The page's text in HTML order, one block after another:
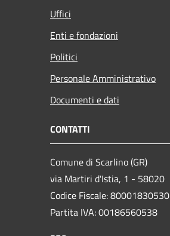
Uffici
Enti e fondazioni
Politici
Personale Amministrativo
Documenti e dati
CONTATTI
Comune di Scarlino (GR)
via Martiri d'Istia, 1 - 58020
Codice Fiscale: 80001830530
Partita IVA: 00186560538